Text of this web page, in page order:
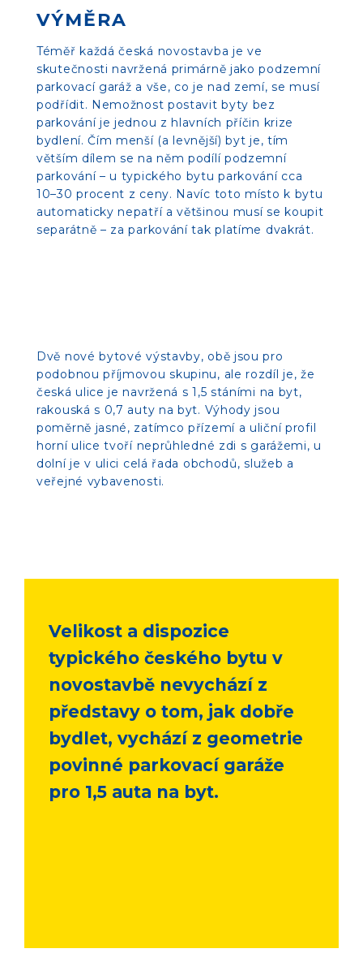
VÝMĚRA
Téměř každá česká novostavba je ve
skutečnosti navržená primárně jako podzemní
parkovací garáž a vše, co je nad zemí, se musí
podřídit. Nemožnost postavit byty bez
parkování je jednou z hlavních příčin krize
bydlení. Čím menší (a levnější) byt je, tím
větším dílem se na něm podílí podzemní
parkování – u typického bytu parkování cca
10–30 procent z ceny. Navíc toto místo k bytu
automaticky nepatří a většinou musí se koupit
separátně – za parkování tak platíme dvakrát.
Dvě nové bytové výstavby, obě jsou pro
podobnou příjmovou skupinu, ale rozdíl je, že
česká ulice je navržená s 1,5 stáními na byt,
rakouská s 0,7 auty na byt. Výhody jsou
poměrně jasné, zatímco přízemí a uliční profil
horní ulice tvoří neprůhledné zdi s garážemi, u
dolní je v ulici celá řada obchodů, služeb a
veřejné vybavenosti.
Velikost a dispozice
typického českého bytu v
novostavbě nevychází z
představy o tom, jak dobře
bydlet, vychází z geometrie
povinné parkovací garáže
pro 1,5 auta na byt.